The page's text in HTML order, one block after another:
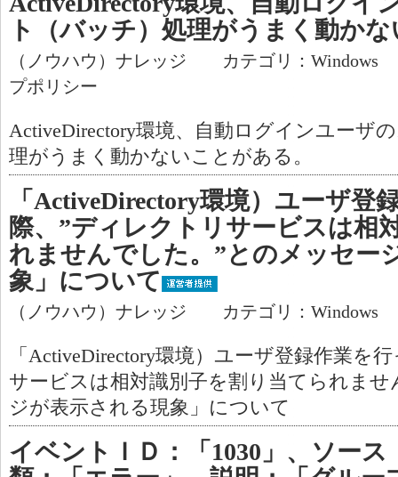
ト（バッチ）処理がうまく動か
（ノウハウ）ナレッジ カテゴリ：Windows
プポリシー
ActiveDirectory環境、自動ログインユーザ
理がうまく動かないことがある。
「ActiveDirectory環境）ユーザ登
際、”ディレクトリサービスは相
れませんでした。”とのメッセー
象」について
（ノウハウ）ナレッジ カテゴリ：Windows
「ActiveDirectory環境）ユーザ登録作業を
サービスは相対識別子を割り当てられま
ジが表示される現象」について
イベントＩＤ：「1030」、ソース